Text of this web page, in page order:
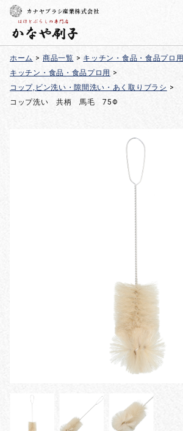
カナヤブラシ産業株式会社
ホーム > 商品一覧 > キッチン・食品・食品プロ用
キッチン・食品・食品プロ用 >
コップ,ビン洗い・隙間洗い・あく取りブラシ >
コップ洗い 共柄 馬毛 75Φ